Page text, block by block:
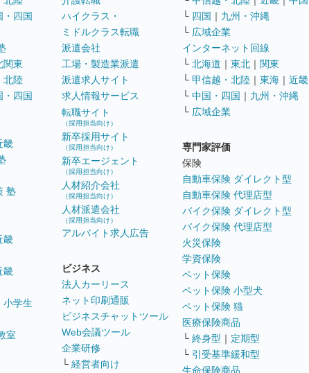
・四国
関東
北陸
・四国
畿
塾
畿
畿
小学生
室
ハイクラス・
ミドルクラス転職
派遣会社
工場・製造業派遣
派遣求人サイト
求人情報サービス
転職サイト
（採用担当向け）
新卒採用サイト
（採用担当向け）
新卒エージェント
（採用担当向け）
人材紹介会社
（採用担当向け）
人材派遣会社
（採用担当向け）
アルバイト求人広告
ビジネス
法人カーリース
ネット印刷通販
ビジネスチャットツール
Web会議ツール
企業研修
└ 経営者向け
└ 四国 ｜ 九州・沖縄
└ 広域企業
インターネット回線
└ 北海道 ｜ 東北 ｜ 関東
└ 甲信越・北陸 ｜ 東海 ｜ 近畿
└ 中国・四国 ｜ 九州・沖縄
└ 広域企業
専門家評価
保険
自動車保険 ダイレクト型
自動車保険 代理店型
バイク保険 ダイレクト型
バイク保険 代理店型
火災保険
学資保険
ペット保険
ペット保険 小型犬
ペット保険 猫
医療保険商品
└ 終身型 ｜ 定期型
└ 引受基準緩和型
生命保険商品